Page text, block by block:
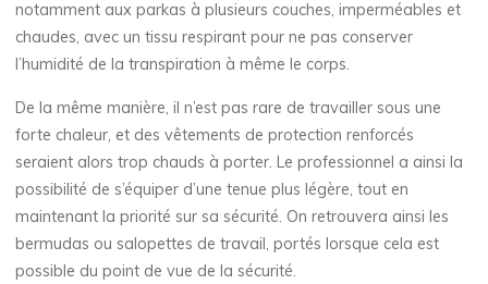
notamment aux parkas à plusieurs couches, imperméables et
chaudes, avec un tissu respirant pour ne pas conserver
l’humidité de la transpiration à même le corps.
De la même manière, il n’est pas rare de travailler sous une
forte chaleur, et des vêtements de protection renforcés
seraient alors trop chauds à porter. Le professionnel a ainsi la
possibilité de s’équiper d’une tenue plus légère, tout en
maintenant la priorité sur sa sécurité. On retrouvera ainsi les
bermudas ou salopettes de travail, portés lorsque cela est
possible du point de vue de la sécurité.